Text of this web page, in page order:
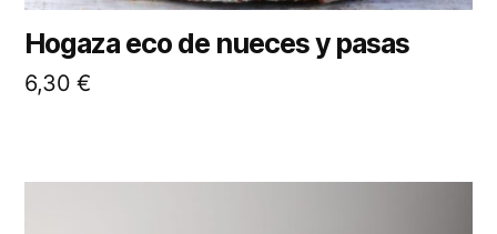
Hogaza eco de nueces y pasas
6,30€